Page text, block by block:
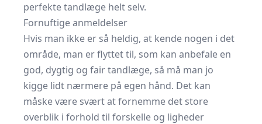
perfekte tandlæge helt selv.
Fornuftige anmeldelser
Hvis man ikke er så heldig, at kende nogen i det
område, man er flyttet til, som kan anbefale en
god, dygtig og fair tandlæge, så må man jo
kigge lidt nærmere på egen hånd. Det kan
måske være svært at fornemme det store
overblik i forhold til forskelle og ligheder